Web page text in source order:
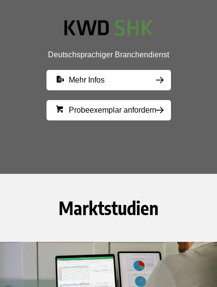
Deutschsprachiger Branchendienst
Mehr Infos
Probeexemplar anfordern
Marktstudien